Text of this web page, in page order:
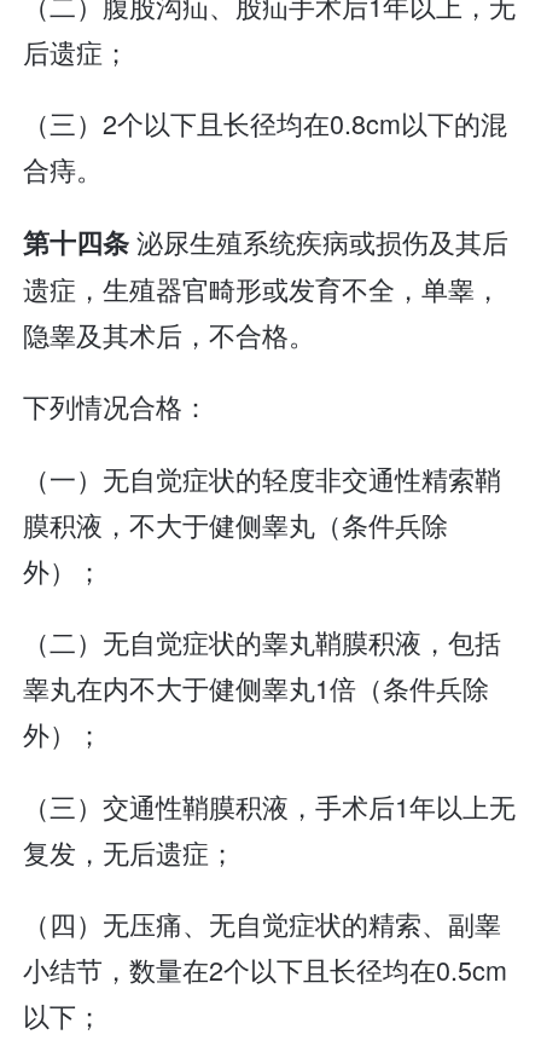
后遗症；
（三）2个以下且长径均在0.8cm以下的混
合痔。
第十四条泌尿生殖系统疾病或损伤及其后
遗症，生殖器官畸形或发育不全，单睾，
隐睾及其术后，不合格。
下列情况合格：
（一）无自觉症状的轻度非交通性精索鞘
膜积液，不大于健侧睾丸（条件兵除
外）；
（二）无自觉症状的睾丸鞘膜积液，包括
睾丸在内不大于健侧睾丸1倍（条件兵除
外）；
（三）交通性鞘膜积液，手术后1年以上无
复发，无后遗症；
（四）无压痛、无自觉症状的精索、副睾
小结节，数量在2个以下且长径均在0.5cm
以下；